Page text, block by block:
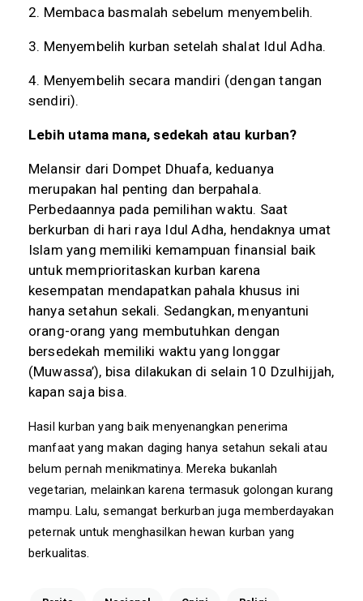
2. Membaca basmalah sebelum menyembelih.
3. Menyembelih kurban setelah shalat Idul Adha.
4. Menyembelih secara mandiri (dengan tangan
sendiri).
Lebih utama mana, sedekah atau kurban?
Melansir dari Dompet Dhuafa, keduanya
merupakan hal penting dan berpahala.
Perbedaannya pada pemilihan waktu. Saat
berkurban di hari raya Idul Adha, hendaknya umat
Islam yang memiliki kemampuan finansial baik
untuk memprioritaskan kurban karena
kesempatan mendapatkan pahala khusus ini
hanya setahun sekali. Sedangkan, menyantuni
orang-orang yang membutuhkan dengan
bersedekah memiliki waktu yang longgar
(Muwassa’), bisa dilakukan di selain 10 Dzulhijjah,
kapan saja bisa.
Hasil kurban yang baik menyenangkan penerima
manfaat yang makan daging hanya setahun sekali atau
belum pernah menikmatinya. Mereka bukanlah
vegetarian, melainkan karena termasuk golongan kurang
mampu. Lalu, semangat berkurban juga memberdayakan
peternak untuk menghasilkan hewan kurban yang
berkualitas.